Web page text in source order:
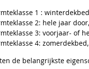
1 :
2: hele jaar
3: voorjaar- of
4:
de belangrijkste